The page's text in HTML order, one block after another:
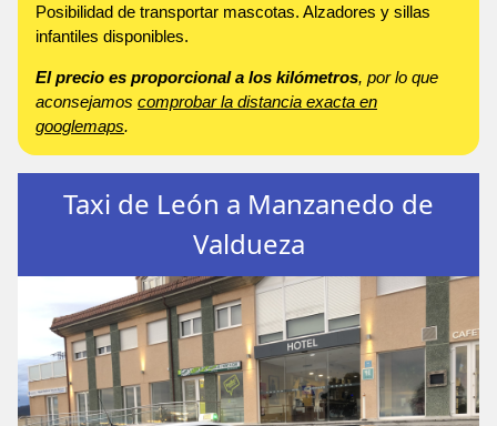
Posibilidad de transportar mascotas. Alzadores y sillas
infantiles disponibles.
El precio es proporcional a los kilómetros, por lo que
aconsejamos comprobar la distancia exacta en
googlemaps.
Taxi de León a Manzanedo de
Valdueza